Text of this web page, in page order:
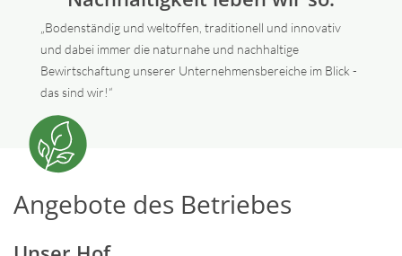
„Bodenständig und weltoffen, traditionell und innovativ
und dabei immer die naturnahe und nachhaltige
Bewirtschaftung unserer Unternehmensbereiche im Blick -
das sind wir!“
Angebote des Betriebes